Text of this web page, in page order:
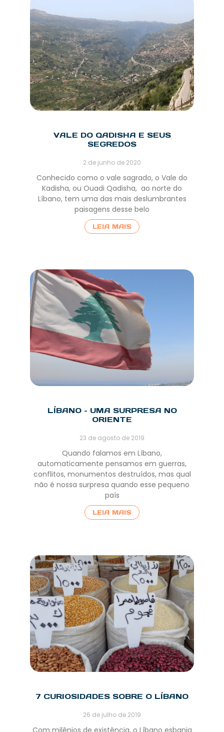
VALE DO QADISHA E SEUS
SEGREDOS
2 de junho de 2020
​Conhecido como o vale sagrado, o​ ​Vale do
Kadisha, ou ​Ouadi Qadisha, ​ ​ao norte do
Líbano, tem uma das mais deslumbrantes
paisagens desse belo
LEIA MAIS
LÍBANO – UMA SURPRESA NO
ORIENTE
23 de agosto de 2019
Quando falamos em Líbano,
automaticamente pensamos em guerras,
conflitos, monumentos destruídos, mas qual
não é nossa surpresa quando esse pequeno
país
LEIA MAIS
7 CURIOSIDADES SOBRE O LÍBANO
26 de julho de 2019
Com milênios de existência, o Líbano esbanja